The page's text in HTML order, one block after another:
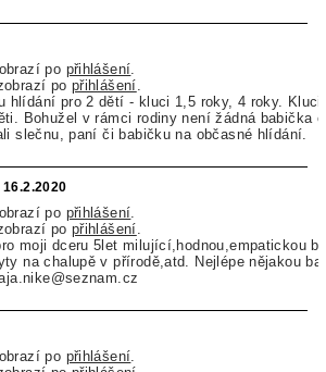
po přihlášení
po přihlášení
hlídání pro 2 dětí - kluci 1,5 roky, 4 roky.
Bohužel v rámci rodiny není žádná babička
slečnu, paní či babičku na občasné hlídání.
po přihlášení
po přihlášení
moji dceru 5let milující,hodnou,empatickou
na chalupě v přírodě,atd. Nejlépe nějakou
po přihlášení